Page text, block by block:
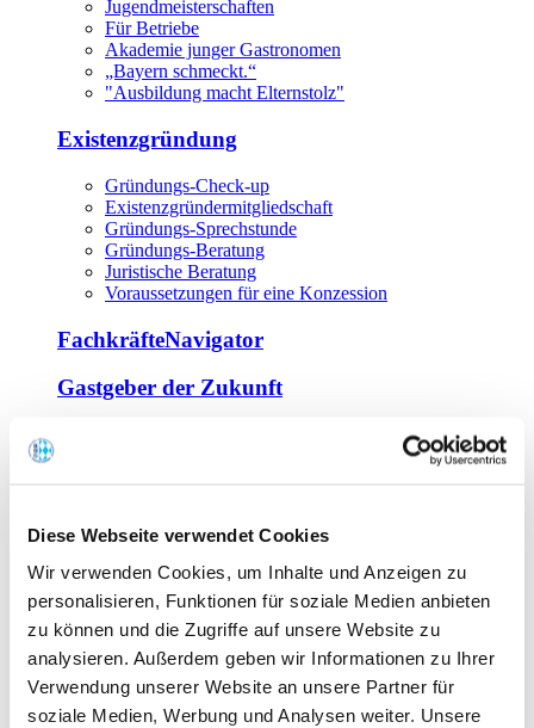
Diese Webseite verwendet Cookies
Wir verwenden Cookies, um Inhalte und Anzeigen zu
personalisieren, Funktionen für soziale Medien anbieten
zu können und die Zugriffe auf unsere Website zu
analysieren. Außerdem geben wir Informationen zu Ihrer
Verwendung unserer Website an unsere Partner für
soziale Medien, Werbung und Analysen weiter. Unsere
Jugendmeisterschaften
Für Betriebe
Akademie junger Gastronomen
„Bayern schmeckt.“
"Ausbildung macht Elternstolz"
Existenzgründung
Gründungs-Check-up
Existenzgründermitgliedschaft
Gründungs-Sprechstunde
Gründungs-Beratung
Juristische Beratung
Voraussetzungen für eine Konzession
FachkräfteNavigator
Gastgeber der Zukunft
Offene Seminare
Tagen im Palais
Wirte-und Unternehmerbrief
Lernplattform BOUNTI
Partner
Branchennahe Organisationen